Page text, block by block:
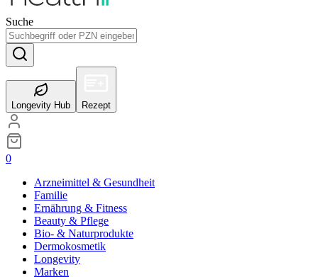
Suche
Longevity Hub Rezept
0
Arzneimittel & Gesundheit
Familie
Ernährung & Fitness
Beauty & Pflege
Bio- & Naturprodukte
Dermokosmetik
Longevity
Marken